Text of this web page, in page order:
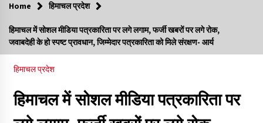
बड़ी ख़बर – अनुबंध कर्मचारियों को बैक डेट से नहीं मिलेगा नियमितीकरण,
शिक्षा निदेशालय ने जारी किया स्पष्टीकरण
05/08/2026
05/08/2026
Home हिमाचल प्रदेश
हिमाचल में सोशल मीडिया पत्रकारिता पर लगे लगाम, फर्जी खबरों पर लगे रोक,
जवाबदेही के हो स्पष्ट प्रावधान, जिम्मेदार पत्रकारिता को मिले संरक्षण- आर्य
हिमाचल प्रदेश
हिमाचल में सोशल मीडिया पत्रकारिता पर